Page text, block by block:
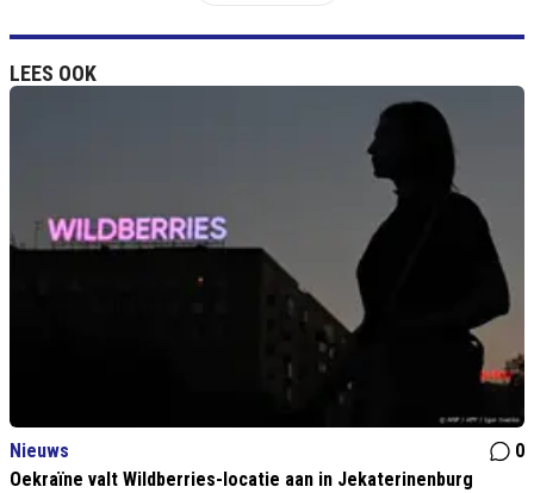
LEES OOK
Nieuws
0
Oekraïne valt Wildberries-locatie aan in Jekaterinenburg